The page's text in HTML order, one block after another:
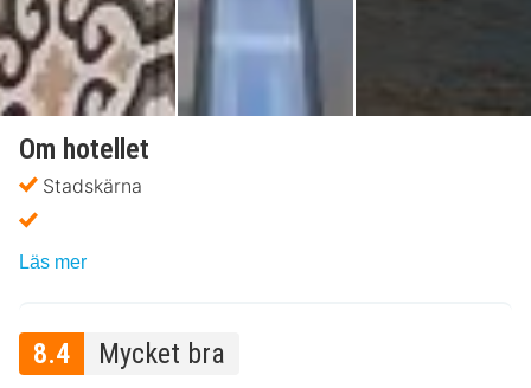
Om hotellet
Stadskärna
Läs mer
8.4 Mycket bra